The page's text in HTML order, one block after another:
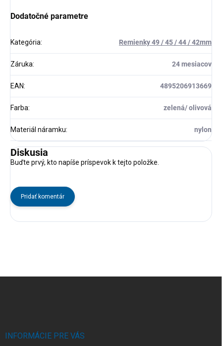
Dodatočné parametre
Kategória: Remienky 49 / 45 / 44 / 42mm
Záruka: 24 mesiacov
EAN: 4895206913669
Farba: zelená/ olivová
Materiál náramku: nylon
Diskusia
Buďte prvý, kto napíše príspevok k tejto položke.
Pridať komentár
INFORMÁCIE PRE VÁS